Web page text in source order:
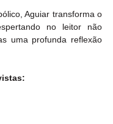
Aguiar transforma o
no leitor não
uma profunda reflexão